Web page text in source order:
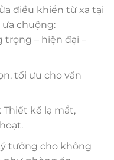
điều khiển từ xa tại
chuộng:
trọng – hiện đại –
tối ưu cho văn
kế lạ mắt,
tưởng cho không